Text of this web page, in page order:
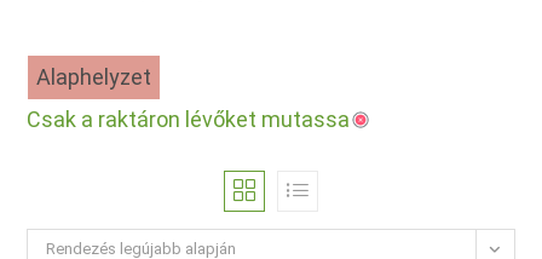
Alaphelyzet
Csak a raktáron lévőket mutassa
Rendezés legújabb alapján